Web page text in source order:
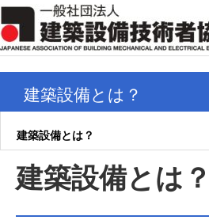
建築設備とは？
建築設備とは？
建築設備とは？